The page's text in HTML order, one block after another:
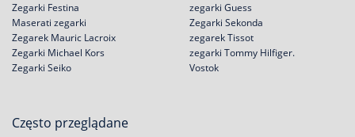
Zegarki Festina
zegarki Guess
Maserati zegarki
Zegarek Mauric Lacroix
Zegarki Michael Kors
Zegarki Seiko
Zegarki Sekonda
zegarek Tissot
zegarki Tommy Hilfiger.
Vostok
Często przeglądane